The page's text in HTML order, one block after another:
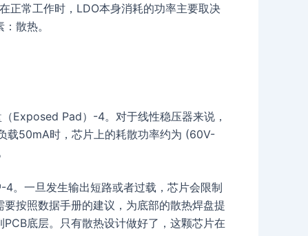
正常工作时，LDO本身消耗的功率主要取决
散热。
Exposed Pad）-4。对于线性稳压器来说，
载50mA时，芯片上的耗散功率约为 (60V-
。一旦发生输出短路或者过载，芯片会限制
按照数据手册的建议，为底部的散热焊盘提
底层。只有散热设计做好了，这颗芯片在